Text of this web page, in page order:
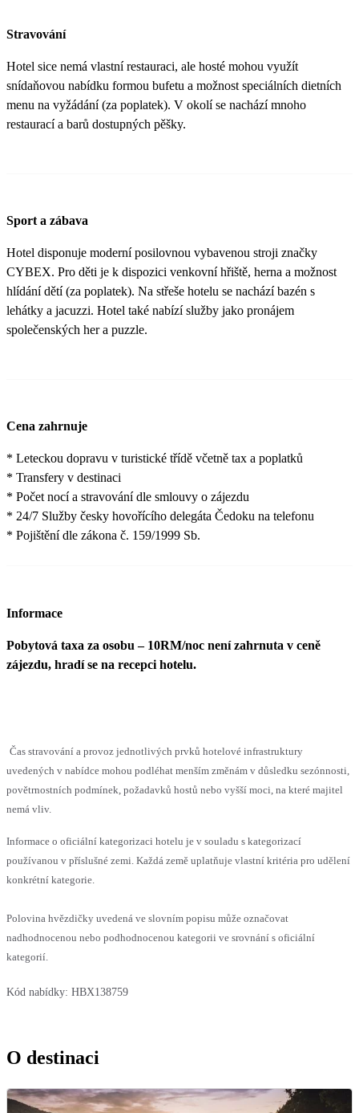
Stravování
Hotel sice nemá vlastní restauraci, ale hosté mohou využít
snídaňovou nabídku formou bufetu a možnost speciálních dietních
menu na vyžádání (za poplatek). V okolí se nachází mnoho
restaurací a barů dostupných pěšky.
Sport a zábava
Hotel disponuje moderní posilovnou vybavenou stroji značky
CYBEX. Pro děti je k dispozici venkovní hřiště, herna a možnost
hlídání dětí (za poplatek). Na střeše hotelu se nachází bazén s
lehátky a jacuzzi. Hotel také nabízí služby jako pronájem
společenských her a puzzle.
Cena zahrnuje
* Leteckou dopravu v turistické třídě včetně tax a poplatků
* Transfery v destinaci
* Počet nocí a stravování dle smlouvy o zájezdu
* 24/7 Služby česky hovořícího delegáta Čedoku na telefonu
* Pojištění dle zákona č. 159/1999 Sb.
Informace
Pobytová taxa za osobu – 10RM/noc není zahrnuta v ceně
zájezdu, hradí se na recepci hotelu.
Čas stravování a provoz jednotlivých prvků hotelové infrastruktury
uvedených v nabídce mohou podléhat menším změnám v důsledku sezónnosti,
povětrnostních podmínek, požadavků hostů nebo vyšší moci, na které majitel
nemá vliv.
Informace o oficiální kategorizaci hotelu je v souladu s kategorizací
používanou v příslušné zemi. Každá země uplatňuje vlastní kritéria pro udělení
konkrétní kategorie.
Polovina hvězdičky uvedená ve slovním popisu může označovat
nadhodnocenou nebo podhodnocenou kategorii ve srovnání s oficiální
kategorií.
Kód nabídky: HBX138759
O destinaci